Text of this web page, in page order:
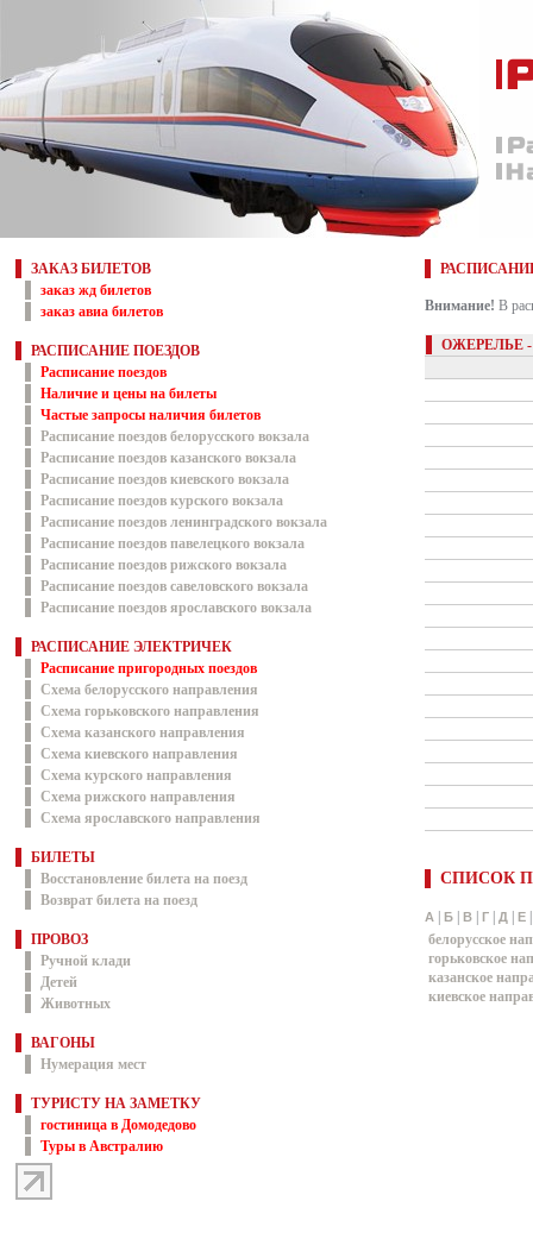
ЗАКАЗ БИЛЕТОВ
заказ жд билетов
заказ авиа билетов
РАСПИСАНИЕ ПОЕЗДОВ
Расписание поездов
Наличие и цены на билеты
Частые запросы наличия билетов
Расписание поездов белорусского вокзала
Расписание поездов казанского вокзала
Расписание поездов киевского вокзала
Расписание поездов курского вокзала
Расписание поездов ленинградского вокзала
Расписание поездов павелецкого вокзала
Расписание поездов рижского вокзала
Расписание поездов савеловского вокзала
Расписание поездов ярославского вокзала
РАСПИСАНИЕ ЭЛЕКТРИЧЕК
Расписание пригородных поездов
Схема белорусского направления
Схема горьковского направления
Схема казанского направления
Схема киевского направления
Схема курского направления
Схема рижского направления
Схема ярославского направления
БИЛЕТЫ
Восстановление билета на поезд
Возврат билета на поезд
ПРОВОЗ
Ручной клади
Детей
Животных
ВАГОНЫ
Нумерация мест
ТУРИСТУ НА ЗАМЕТКУ
гостиница в Домодедово
Туры в Австралию
Внимание! В
ОЖЕРЕЛЬЕ
СПИСОК
А Б В Г Д Е
белорусское
горьковское
казанское
киевское